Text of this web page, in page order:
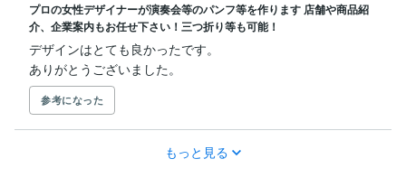
プロの女性デザイナーが演奏会等のパンフ等を作ります 店舗や商品紹
介、企業案内もお任せ下さい！三つ折り等も可能！
デザインはとても良かったです。
ありがとうございました。
参考になった
もっと見る